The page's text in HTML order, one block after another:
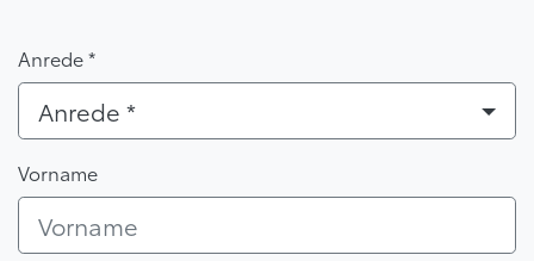
Anrede *
Anrede *
Vorname